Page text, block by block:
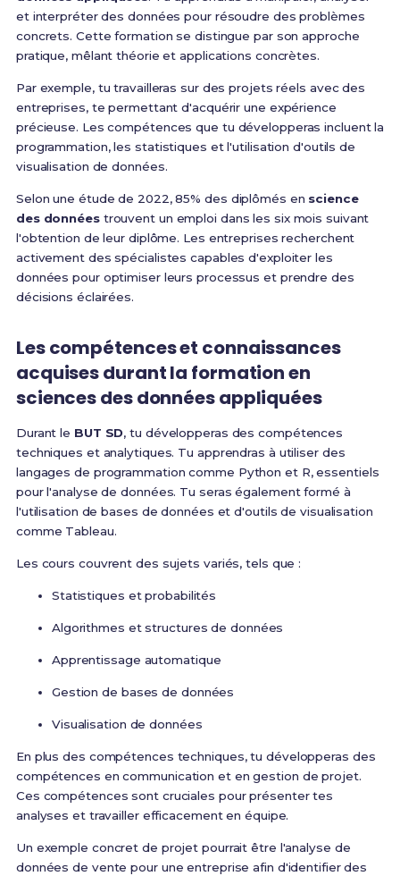
et interpréter des données pour résoudre des problèmes
concrets. Cette formation se distingue par son approche
pratique, mêlant théorie et applications concrètes.
Par exemple, tu travailleras sur des projets réels avec des
entreprises, te permettant d'acquérir une expérience
précieuse. Les compétences que tu développeras incluent la
programmation, les statistiques et l'utilisation d'outils de
visualisation de données.
Selon une étude de 2022, 85% des diplômés en science
des donnéestrouvent un emploi dans les six mois suivant
l'obtention de leur diplôme. Les entreprises recherchent
activement des spécialistes capables d'exploiter les
données pour optimiser leurs processus et prendre des
décisions éclairées.
Les compétences et connaissances
acquises durant la formation en
sciences des données appliquées
Durant le BUT SD, tu développeras des compétences
techniques et analytiques. Tu apprendras à utiliser des
langages de programmation comme Python et R, essentiels
pour l'analyse de données. Tu seras également formé à
l'utilisation de bases de données et d'outils de visualisation
comme Tableau.
Les cours couvrent des sujets variés, tels que :
Statistiques et probabilités
Algorithmes et structures de données
Apprentissage automatique
Gestion de bases de données
Visualisation de données
En plus des compétences techniques, tu développeras des
compétences en communication et en gestion de projet.
Ces compétences sont cruciales pour présenter tes
analyses et travailler efficacement en équipe.
Un exemple concret de projet pourrait être l'analyse de
données de vente pour une entreprise afin d'identifier des